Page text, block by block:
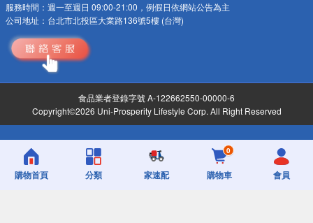
服務時間： 週一至週日 09:00-21:00，例假日依網站公告為主
公司地址： 台北市北投區大業路136號5樓 (台灣)
食品業者登錄字號 A-122662550-00000-6
Copyright©2026 Uni-Prosperity Lifestyle Corp. All Right Reserved
購物首頁 分類 家速配
0
購物車 會員